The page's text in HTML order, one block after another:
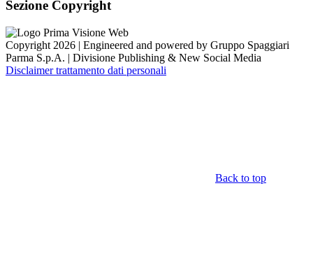
Sezione Copyright
Copyright 2026 | Engineered and powered by Gruppo Spaggiari
Parma S.p.A. | Divisione Publishing & New Social Media
Disclaimer trattamento dati personali
Back to top